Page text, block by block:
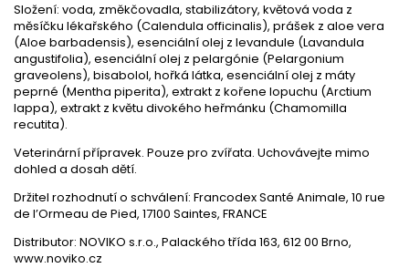
Složení: voda, změkčovadla, stabilizátory, květová voda z
měsíčku lékařského (Calendula officinalis), prášek z aloe vera
(Aloe barbadensis), esenciální olej z levandule (Lavandula
angustifolia), esenciální olej z pelargónie (Pelargonium
graveolens), bisabolol, hořká látka, esenciální olej z máty
peprné (Mentha piperita), extrakt z kořene lopuchu (Arctium
lappa), extrakt z květu divokého heřmánku (Chamomilla
recutita).
Veterinární přípravek. Pouze pro zvířata. Uchovávejte mimo
dohled a dosah dětí.
Držitel rozhodnutí o schválení: Francodex Santé Animale, 10 rue
de l’Ormeau de Pied, 17100 Saintes, FRANCE
Distributor: NOVIKO s.r.o., Palackého třída 163, 612 00 Brno,
www.noviko.cz